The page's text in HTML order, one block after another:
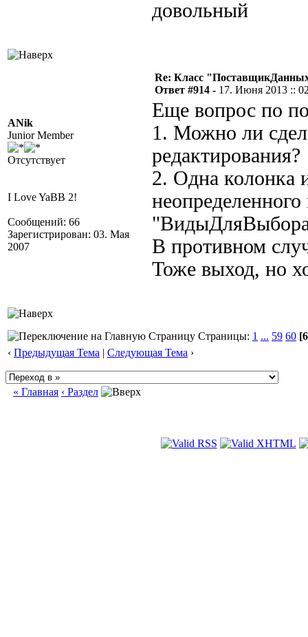
ANik
Junior Member
Отсутствует
I Love YaBB 2!
Сообщений: 66
Зарегистрирован: 03. Мая
2007
Re: Класс
Ответ #914 - 17. Июня 2013 ::
Еще вопрос по
1. Можно ли
редактирования?
2. Одна колонка
В противном
Тоже выход, но
Страницы: 1 ... 59 60
‹ Предыдущая Тема | Следующая Тема ›
« Главная ‹ Раздел